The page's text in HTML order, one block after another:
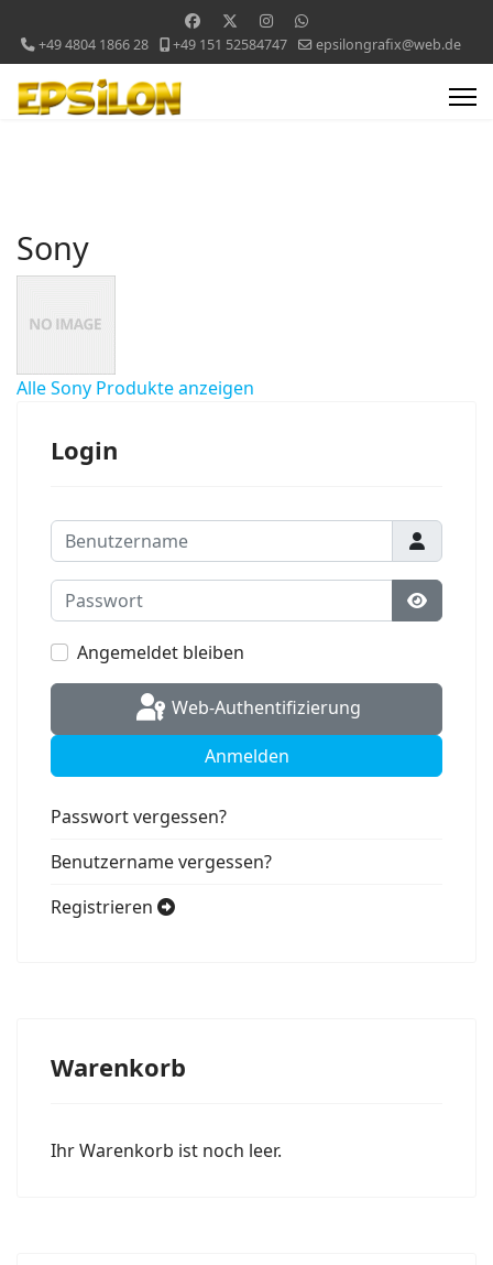
+49 4804 1866 28 +49 151 52584747 epsilongrafix@web.de
Sony
Alle Sony Produkte anzeigen
Login
Benutzername
Passwort
Angemeldet bleiben
Web-Authentifizierung
Anmelden
Passwort vergessen?
Benutzername vergessen?
Registrieren
Warenkorb
Ihr Warenkorb ist noch leer.